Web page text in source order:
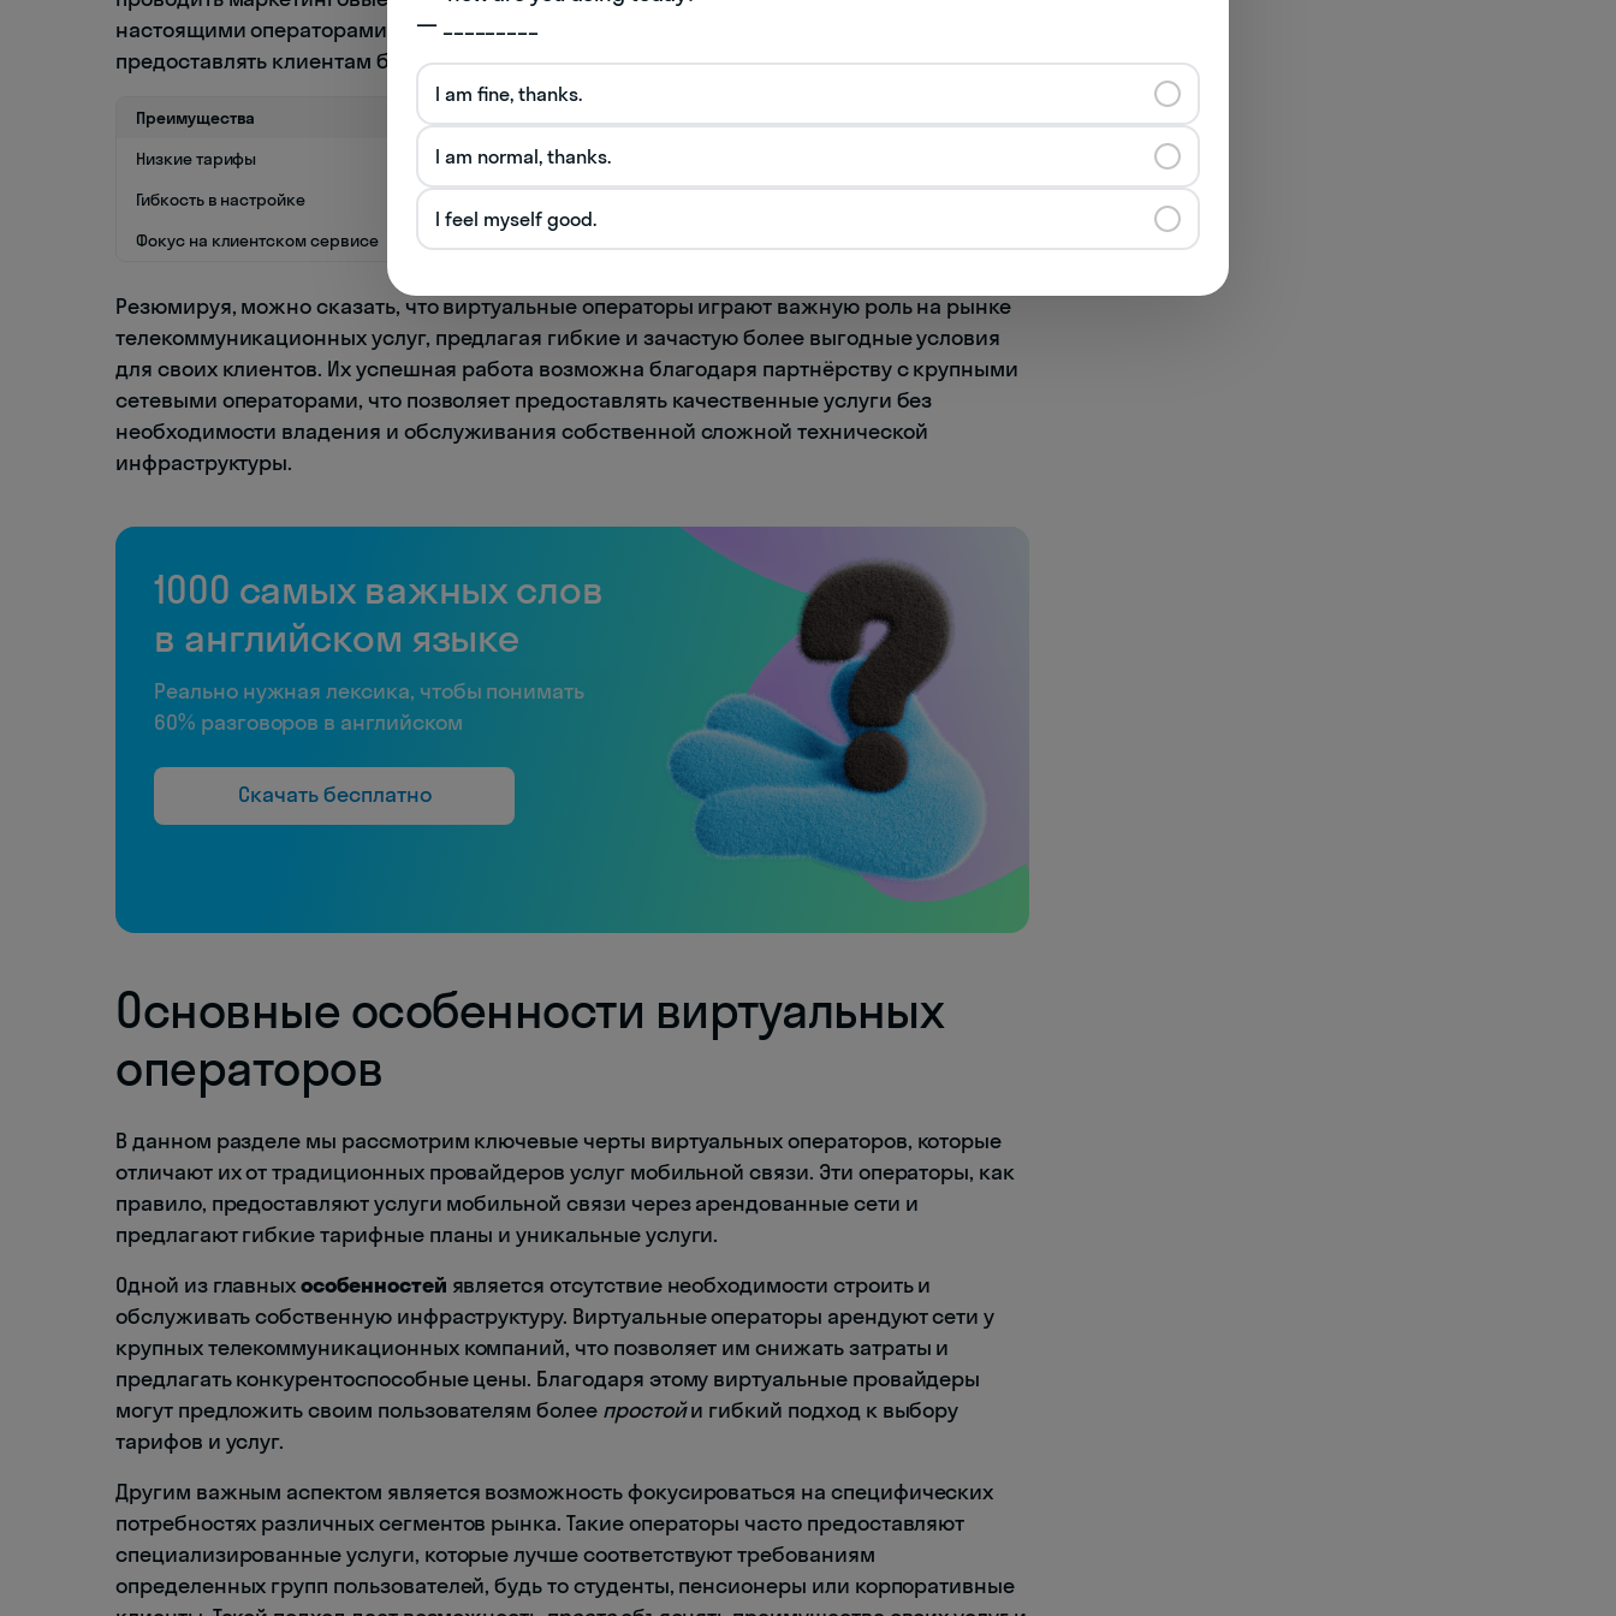
настоящими операторами. Такая работа позволяет существенно снизить издержки и
предоставлять клиентам более доступные услуги.
Преимущества
Низкие тарифы
Зависимость от партнёров
Гибкость в настройке
Фокус на клиентском сервисе
Резюмируя, можно сказать, что виртуальные операторы играют важную роль на рынке
телекоммуникационных услуг, предлагая гибкие и зачастую более выгодные условия
для своих клиентов. Их успешная работа возможна благодаря партнёрству с крупными
сетевыми операторами, что позволяет предоставлять качественные услуги без
необходимости владения и обслуживания собственной сложной технической
инфраструктуры.
1000 самых важных слов
в английском языке
Реально нужная лексика, чтобы понимать
60% разговоров в английском
Скачать бесплатно
Основные особенности виртуальных
операторов
В данном разделе мы рассмотрим ключевые черты виртуальных операторов, которые
отличают их от традиционных провайдеров услуг мобильной связи. Эти операторы, как
правило, предоставляют услуги мобильной связи через арендованные сети и
предлагают гибкие тарифные планы и уникальные услуги.
Одной из главныхособенностей является отсутствие необходимости строить и
обслуживать собственную инфраструктуру. Виртуальные операторы арендуют сети у
крупных телекоммуникационных компаний, что позволяет им снижать затраты и
предлагать конкурентоспособные цены. Благодаря этому виртуальные провайдеры
могут предложить своим пользователям более простойи гибкий подход к выбору
тарифов и услуг.
Другим важным аспектом является возможность фокусироваться на специфических
потребностях различных сегментов рынка. Такие операторы часто предоставляют
специализированные услуги, которые лучше соответствуют требованиям
определенных групп пользователей, будь то студенты, пенсионеры или корпоративные
— _________
I am fine, thanks.
I am normal, thanks.
I feel myself good.